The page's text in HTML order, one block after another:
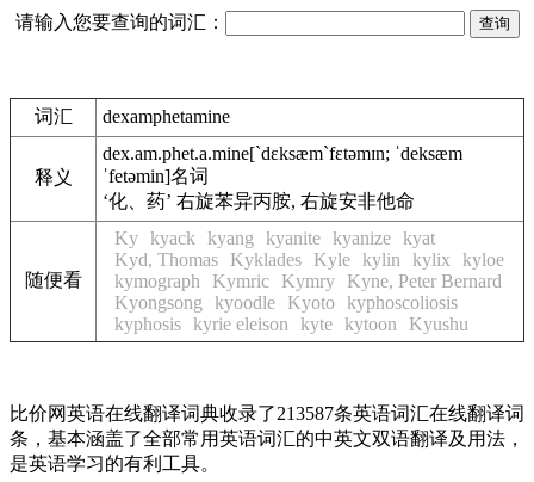
请输入您要查询的词汇：
词汇 dexamphetamine
释义
dex.am.phet.a.mine[`dɛksæm`fɛtəmɪn; ˈdeksæm
ˈfetəmin]名词
‘化、药’ 右旋苯异丙胺, 右旋安非他命
随便看
Ky kyack kyang kyanite kyanize kyat
Kyd, Thomas
Kyklades Kyle kylin kylix
kyloe
kymograph
Kymric Kymry
Kyne, Peter Bernard
Kyongsong
kyoodle Kyoto kyphoscoliosis
kyphosis kyrie eleison kyte kytoon Kyushu
比价网英语在线翻译词典收录了213587条英语词汇在线翻译词
条，基本涵盖了全部常用英语词汇的中英文双语翻译及用法，
是英语学习的有利工具。